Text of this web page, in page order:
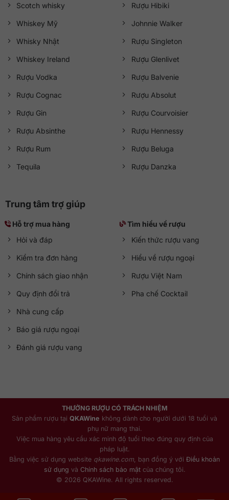
Scotch whisky
Whiskey Mỹ
Whisky Nhật
Whiskey Ireland
Rượu Vodka
Rượu Cognac
Rượu Gin
Rượu Absinthe
Rượu Rum
Tequila
Rượu Hibiki
Johnnie Walker
Rượu Singleton
Rượu Glenlivet
Rượu Balvenie
Rượu Absolut
Rượu Courvoisier
Rượu Hennessy
Rượu Beluga
Rượu Danzka
Trung tâm trợ giúp
Hỗ trợ mua hàng
Hỏi và đáp
Kiểm tra đơn hàng
Chính sách giao nhận
Quy định đổi trả
Nhà cung cấp
Báo giá rượu ngoại
Đánh giá rượu vang
Tìm hiểu về rượu
Kiến thức rượu vang
Hiểu về rượu ngoại
Rượu Việt Nam
Pha chế Cocktail
THƯỞNG RƯỢU CÓ TRÁCH NHIỆM
Sản phẩm rượu tại QKAWine không dành cho người dưới 18 tuổi và
phụ nữ mang thai.
Việc mua hàng yêu cầu xác minh độ tuổi theo đúng quy định của
pháp luật.
Bằng việc sử dụng website qkawine.com , bạn đồng ý với Điều khoản
sử dụng và Chính sách bảo mậtcủa chúng tôi.
© 2026 QKAWine. All rights reserved.